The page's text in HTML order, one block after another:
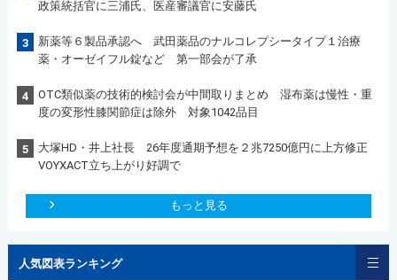
政策統括官に三浦氏、医産審議官に安藤氏
3
新薬等６製品承認へ 武田薬品のナルコレプシータイプ１治療
薬・オーゼイフル錠など 第一部会が了承
4
OTC類似薬の技術的検討会が中間取りまとめ 湿布薬は慢性・重
度の変形性膝関節症は除外 対象1042品目
5
大塚HD・井上社長 26年度通期予想を２兆7250億円に上方修正
VOYXACT立ち上がり好調で
もっと見る
人気図表ランキング